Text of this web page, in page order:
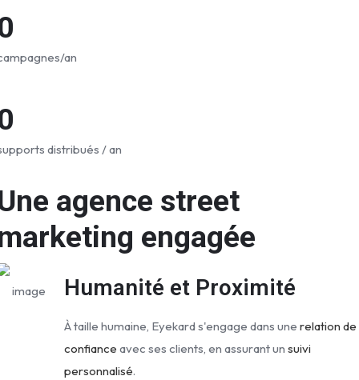
an
distribués / an
agence street
engagée
Humanité et Proximité
À taille humaine, Eyekard s'engage dans unerelation de
confiance avec ses clients, en assurant unsuivi
personnalisé.